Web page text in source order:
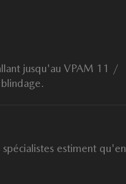
jusqu'au VPAM 11 /
estiment qu'en